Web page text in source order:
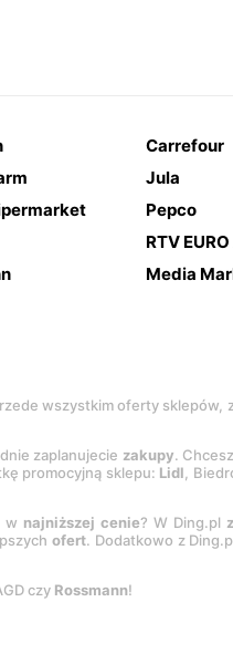
Carrefour
Jula
Pepco
RTV
Media
wszystkim oferty sklepów,
zaplanujecie zakupy.
promocyjną sklepu: Lidl,
w najniższej cenie? W Ding.pl
ofert. Dodatkowo z
czy Rossmann!